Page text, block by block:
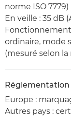
norme ISO 7779)
En veille : 35 dB
ordinaire, mode
(mesuré selon la
Réglementation
Europe :
Autres pays :